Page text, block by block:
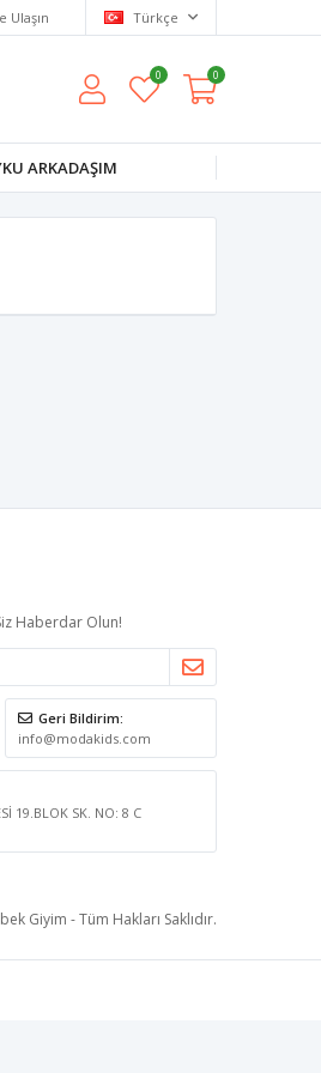
Ulaşın Türkçe
0 0
ARKADAŞIM
Haberdar Olun!
Geri Bildirim:
info@modakids.com
19.BLOK SK. NO: 8 C
Giyim - Tüm Hakları Saklıdır.